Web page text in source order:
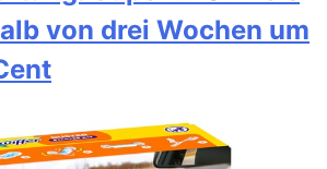
von drei Wochen um